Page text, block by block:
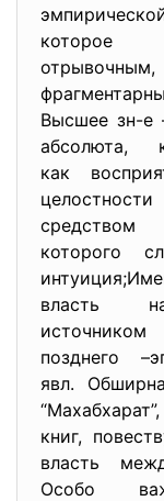
которое
отрывочным,
Высшее зн-е
абсолюта,
как
которого
власть
позднего
явл.
книг,
власть
Особо